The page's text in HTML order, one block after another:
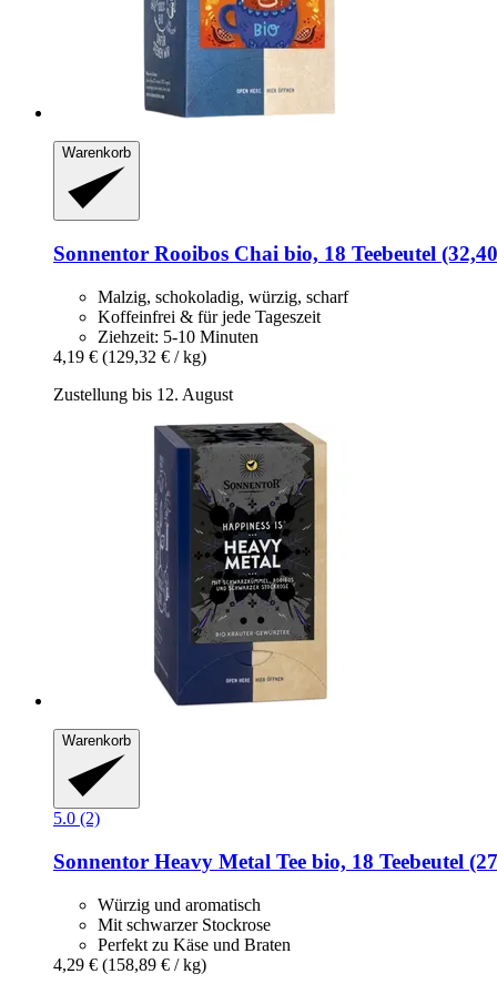
Warenkorb
Sonnentor Rooibos Chai bio, 18 Teebeutel
Malzig, schokoladig, würzig, scharf
Koffeinfrei & für jede Tageszeit
Ziehzeit: 5-10 Minuten
4,19 € (129,32 € / kg)
Zustellung bis 12. August
Warenkorb
5.0 (2)
Sonnentor Heavy Metal Tee bio, 18 Teebeutel
Würzig und aromatisch
Mit schwarzer Stockrose
Perfekt zu Käse und Braten
4,29 € (158,89 € / kg)